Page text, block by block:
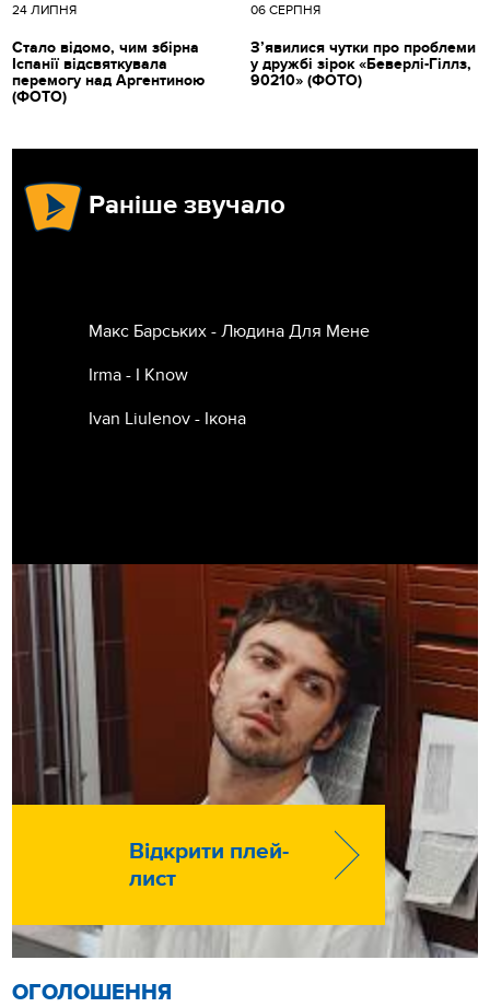
24 ЛИПНЯ
Стало відомо, чим збірна
Іспанії відсвяткувала
перемогу над Аргентиною
(ФОТО)
06 СЕРПНЯ
З’явилися чутки про проблеми
у дружбі зірок «Беверлі-Гіллз,
90210» (ФОТО)
Раніше звучало
Макс Барських - Людина Для Мене
Irma - I Know
Ivan Liulenov - Ікона
Відкрити плей-
лист
ОГОЛОШЕННЯ